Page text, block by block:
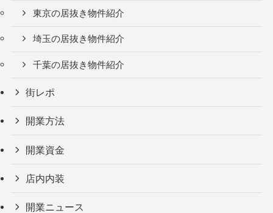
東京の居抜き物件紹介
埼玉の居抜き物件紹介
千葉の居抜き物件紹介
街レポ
開業方法
開業資金
店内内装
開業ニュース